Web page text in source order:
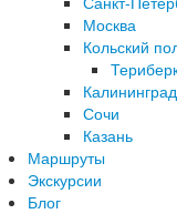
Москва
Кольский
Калининград
Сочи
Казань
Маршруты
Экскурсии
Блог